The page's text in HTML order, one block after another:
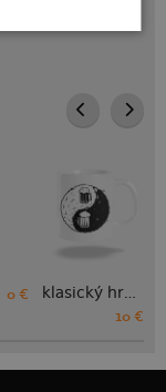
0 € klasický hrnček
10 €